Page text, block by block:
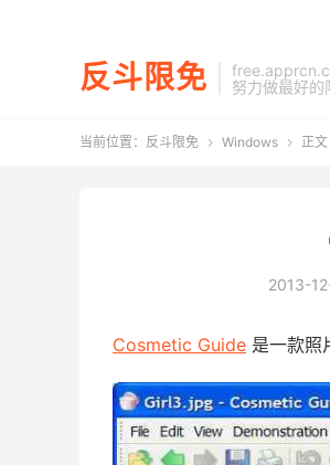
反斗限免
努力做最好的
当前位置： 反斗限免  Windows  正文
2013-
Cosmetic Guide 是一款照